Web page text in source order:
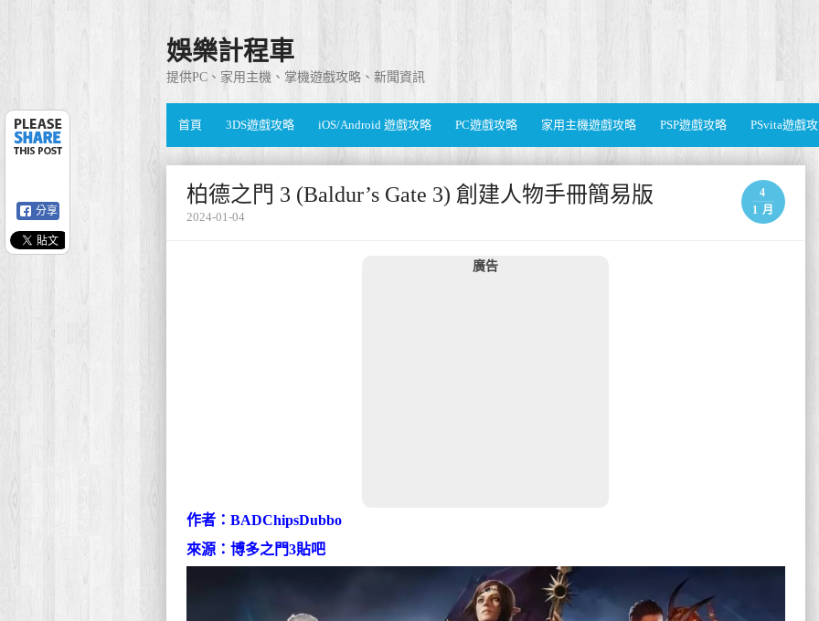
娛樂計程車
提供PC、家用主機、掌機遊戲攻略、新聞資訊
首頁 3DS遊戲攻略 iOS/Android 遊戲攻略 PC遊戲攻略 家用主機遊戲攻略 PSP遊戲攻略 PSvita遊戲
柏德之門 3 (Baldur’s Gate 3) 創建人物手冊簡易版
4
1 月
2024-01-04
廣告
作者：BADChipsDubbo
來源：博多之門3貼吧
分享